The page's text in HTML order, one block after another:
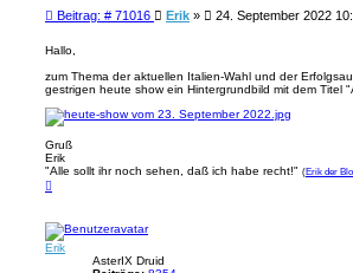
Beitrag: # 71016B
r
a
g
Erik » 24. September 2022
Hallo,
zum Thema der aktuellen Italien-Wahl und der
gestrigen heute show ein Hintergrundbild mit dem Titel
Gruß
Erik
"Alle sollt ihr noch sehen, daß ich habe recht!" (Erik der
a
h
o
b
Erik
AsterIX Druid